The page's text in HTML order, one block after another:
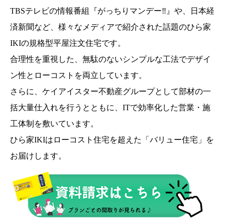
TBSテレビの情報番組『がっちりマンデー‼』や、日本経
済新聞など、様々なメディアで紹介された話題のひら家
IKIの規格型平屋注文住宅です。
合理性を重視した、無駄のないシンプルな工法でデザイ
ン性とローコストを両立しています。
さらに、ケイアイスター不動産グループとして部材の一
括大量仕入れを行うとともに、ITで効率化した営業・施
工体制を敷いています。
ひら家IKIはローコスト住宅を超えた「バリュー住宅」を
お届けします。